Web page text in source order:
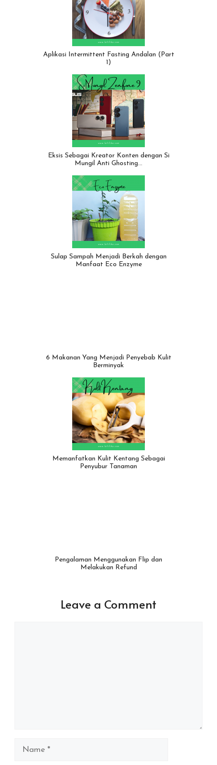
Aplikasi Intermittent Fasting Andalan (Part
1)
Eksis Sebagai Kreator Konten dengan Si
Mungil Anti Ghosting…
Sulap Sampah Menjadi Berkah dengan
Manfaat Eco Enzyme
6 Makanan Yang Menjadi Penyebab Kulit
Berminyak
Memanfatkan Kulit Kentang Sebagai
Penyubur Tanaman
Pengalaman Menggunakan Flip dan
Melakukan Refund
Leave a Comment